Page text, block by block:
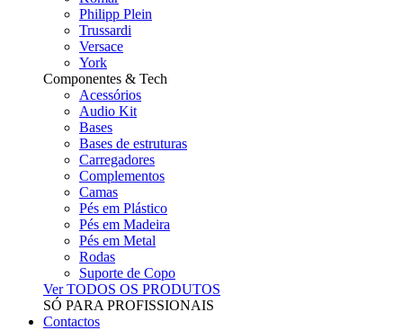
Philipp Plein
Trussardi
Versace
York
Componentes & Tech
Acessórios
Audio Kit
Bases
Bases de estruturas
Carregadores
Complementos
Camas
Pés em Plástico
Pés em Madeira
Pés em Metal
Rodas
Suporte de Copo
Ver TODOS OS PRODUTOS
SÓ PARA PROFISSIONAIS
Contactos